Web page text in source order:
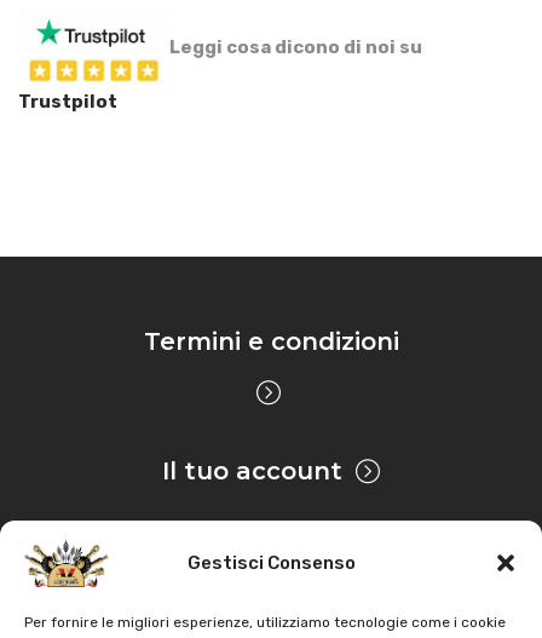
Gestisci Consenso
Per fornire le migliori esperienze, utilizziamo tecnologie come i cookie
Leggi cosa dicono di noi su
Trustpilot
Termini e condizioni
Il tuo account
Privacy & Cookie